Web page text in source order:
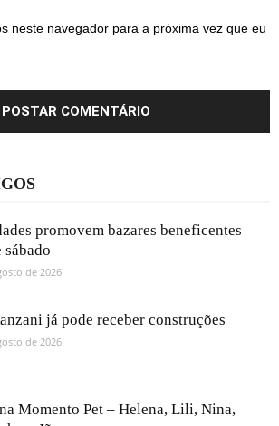
neste navegador para a próxima vez que eu
promovem bazares beneficentes
sábado
de 2026
já pode receber construções
de 2026
Momento Pet – Helena, Lili, Nina,